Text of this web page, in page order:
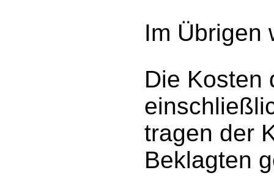
Im Übrigen
Die Kosten
tragen der
Beklagten